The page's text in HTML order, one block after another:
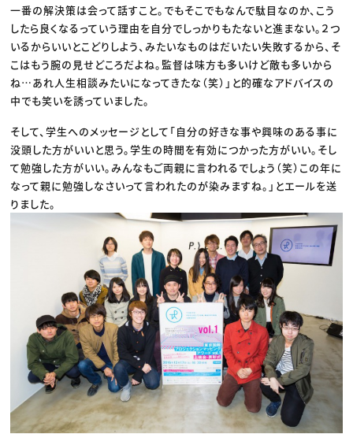
一番の解決策は会って話すこと。でもそこでもなんで駄目なのか、こう
したら良くなるっていう理由を自分でしっかりもたないと進まない。２つ
いるからいいとこどりしよう、みたいなものはだいたい失敗するから、そ
こはもう腕の見せどころだよね。監督は味方も多いけど敵も多いから
ね…あれ人生相談みたいになってきたな（笑）」と的確なアドバイスの
中でも笑いを誘っていました。
そして、学生へのメッセージとして「自分の好きな事や興味のある事に
没頭した方がいいと思う。学生の時間を有効につかった方がいい。そし
て勉強した方がいい。みんなもご両親に言われるでしょう（笑）この年に
なって親に勉強しなさいって言われたのが染みますね。」とエールを送
りました。